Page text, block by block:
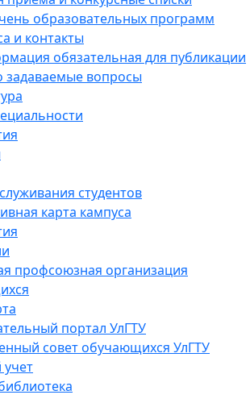
образовательных программ
и контакты
обязательная для публикации
задаваемые вопросы
студентов
карта кампуса
профсоюзная организация
портал УлГТУ
совет обучающихся УлГТУ
учет